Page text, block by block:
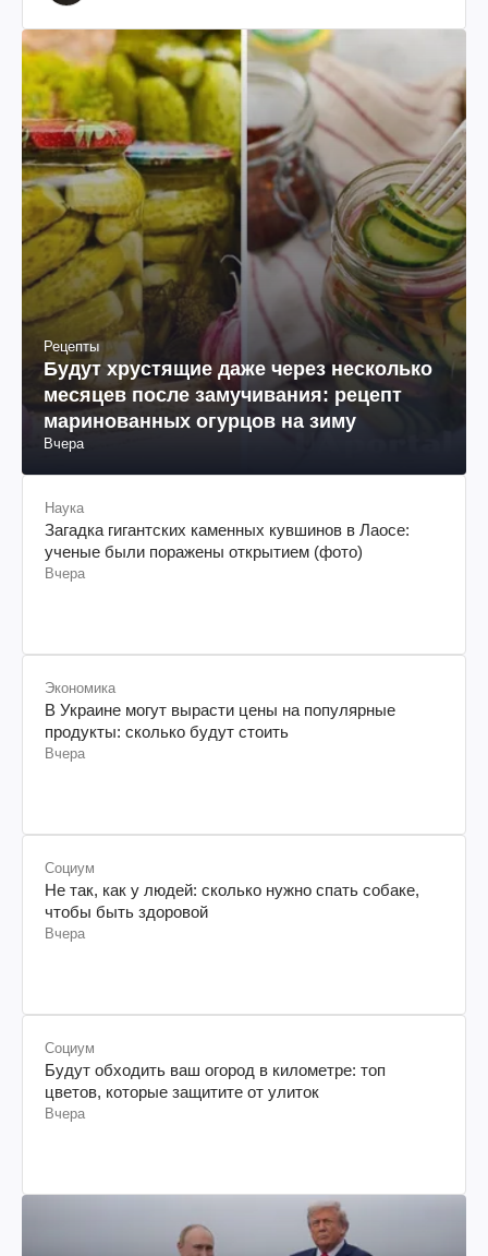
Рецепты
Будут хрустящие даже через несколько
месяцев после замучивания: рецепт
маринованных огурцов на зиму
Вчера
Наука
Загадка гигантских каменных кувшинов в Лаосе:
ученые были поражены открытием (фото)
Вчера
Экономика
В Украине могут вырасти цены на популярные
продукты: сколько будут стоить
Вчера
Социум
Не так, как у людей: сколько нужно спать собаке,
чтобы быть здоровой
Вчера
Социум
Будут обходить ваш огород в километре: топ
цветов, которые защитите от улиток
Вчера